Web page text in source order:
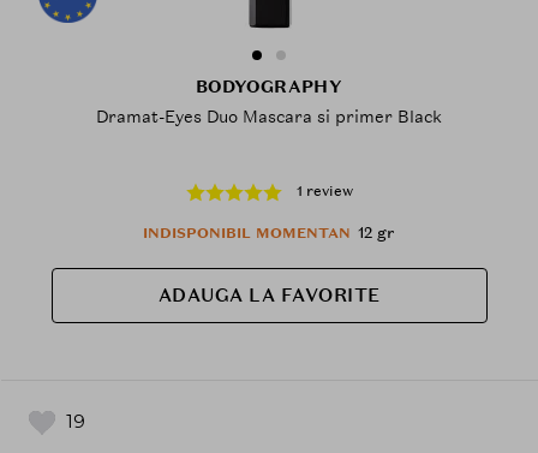
BODYOGRAPHY
Dramat-Eyes Duo Mascara si primer Black
1 review
INDISPONIBIL MOMENTAN 12 gr
ADAUGA LA FAVORITE
19